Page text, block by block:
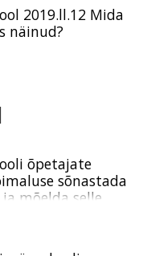
2019.ll.12 Mida
näinud?
õpetajate
sõnastada
mõelda selle